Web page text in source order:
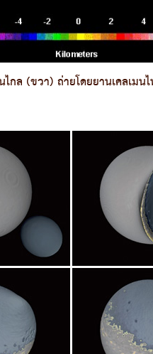
ล (ขวา) ถ่ายโดยยานเคลเม